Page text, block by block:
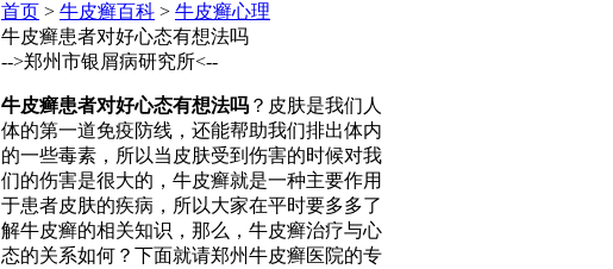
首页 > 牛皮癣百科 > 牛皮癣心理
牛皮癣患者对好心态有想法吗
-->郑州市银屑病研究所<--
牛皮癣患者对好心态有想法吗 ？皮肤是我们人
体的第一道免疫防线，还能帮助我们排出体内
的一些毒素，所以当皮肤受到伤害的时候对我
们的伤害是很大的，牛皮癣就是一种主要作用
于患者皮肤的疾病，所以大家在平时要多多了
解牛皮癣的相关知识，那么，牛皮癣治疗与心
态的关系如何？下面就请郑州牛皮癣医院的专